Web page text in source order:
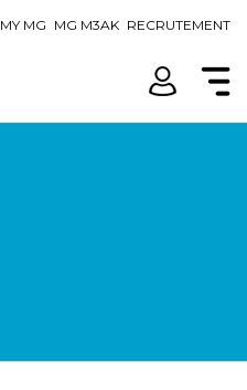
MY MG MG M3AK RECRUTEMENT